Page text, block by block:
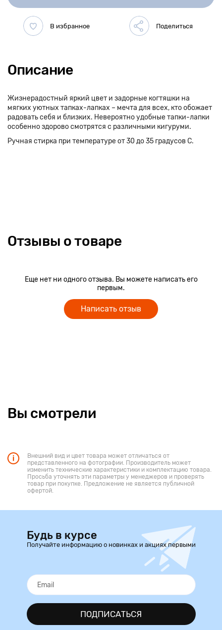
Описание
Жизнерадостный яркий цвет и задорные когтяшки на
мягких уютных тапках-лапках – мечта для всех, кто обожает
радовать себя и близких. Невероятно удобные тапки-лапки
особенно здорово смотрятся с различными кигуруми.
Ручная стирка при температуре от 30 до 35 градусов С.
Отзывы о товаре
Еще нет ни одного отзыва. Вы можете написать его
первым.
Написать отзыв
Вы смотрели
Внешний вид и цвет товара может отличаться от
представленного на фотографии. Производитель может
изменить технические характеристики и комплектацию товара.
Просьба уточнять эти параметры у менеджеров и проверять
товар при покупке. Предложение не является публичной
офертой.
Будь в курсе
Получайте информацию о новинках и акциях первыми
ПОДПИСАТЬСЯ